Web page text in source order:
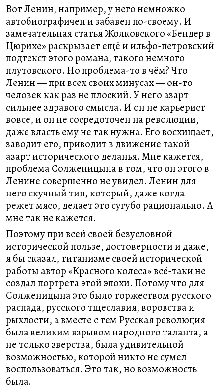
Вот Ленин, например, у него немножко
автобиографичен и забавен по-своему. И
замечательная статья Жолковского «Бендер в
Цюрихе» раскрывает ещё и ильфо-петровский
подтекст этого романа, такого немного
плутовского. Но проблема-то в чём? Что
Ленин — при всех своих минусах — он-то
человек как раз не плоский. У него азарт
сильнее здравого смысла. И он не карьерист
вовсе, и он не сосредоточен на революции,
даже власть ему не так нужна. Его восхищает,
заводит его, приводит в движение такой
азарт исторического деланья. Мне кажется,
проблема Солженицына в том, что он этого в
Ленине совершенно не увидел. Ленин для
него скучный тип, который, даже когда
режет мясо, делает это сугубо рационально. А
мне так не кажется.
Поэтому при всей своей безусловной
исторической пользе, достоверности и даже,
я бы сказал, титанизме своей исторической
работы автор «Красного колеса» всё-таки не
создал портрета этой эпохи. Потому что для
Солженицына это было торжеством русского
распада, русского тщеславия, воровства и
рыхлости, а вместе с тем Русская революция
была великим взрывом народного таланта, а
не только зверства, была удивительной
возможностью, которой никто не сумел
воспользоваться. Это так, но возможность
была.